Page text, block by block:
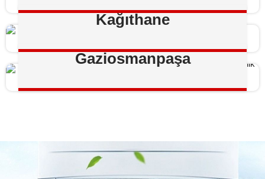
Kağıthane
Gaziosmanpaşa